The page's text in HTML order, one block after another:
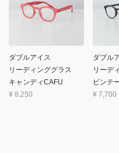
ダブルアイス
リーディンググラス
キャンディCAFU
¥ 8,250
ダブル
リーデ
ビンテ
¥ 7,700